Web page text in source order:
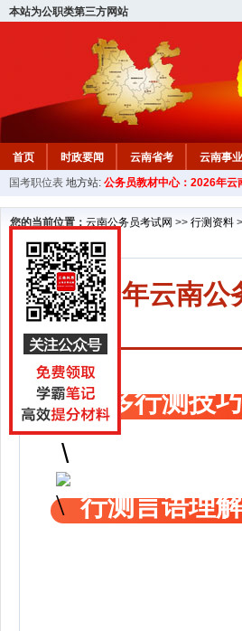
本站为公职类第三方网站
首页 时政要闻 云南省考 云南事
国考职位表 地方站: 公务员教材中心：2026年云
您的当前位置： 云南公务员考试网 >> 行测资料
2027年云南公
更多行测技
行测言语理